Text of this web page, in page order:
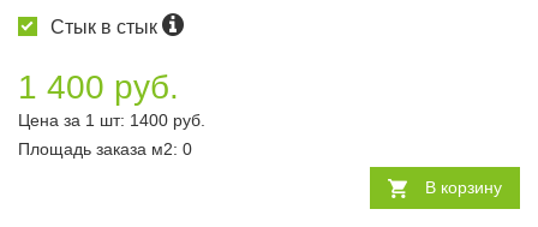
Стык в стык
1 400 руб.
Цена за 1 шт: 1400 руб.
Площадь заказа м2: 0
В корзину